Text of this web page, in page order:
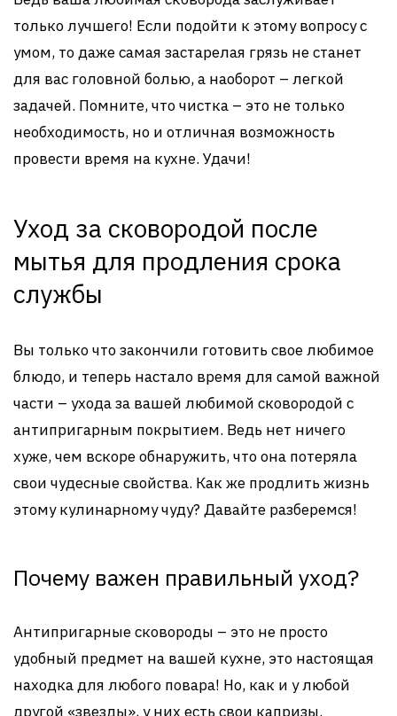
только лучшего! Если подойти к этому вопросу с
умом, то даже самая застарелая грязь не станет
для вас головной болью, а наоборот – легкой
задачей. Помните, что чистка – это не только
необходимость, но и отличная возможность
провести время на кухне. Удачи!
Уход за сковородой после
мытья для продления срока
службы
Вы только что закончили готовить свое любимое
блюдо, и теперь настало время для самой важной
части – ухода за вашей любимой сковородой с
антипригарным покрытием. Ведь нет ничего
хуже, чем вскоре обнаружить, что она потеряла
свои чудесные свойства. Как же продлить жизнь
этому кулинарному чуду? Давайте разберемся!
Почему важен правильный уход?
Антипригарные сковороды – это не просто
удобный предмет на вашей кухне, это настоящая
находка для любого повара! Но, как и у любой
другой «звезды», у них есть свои капризы.